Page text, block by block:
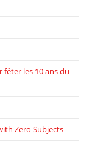
les 10 ans du
Zero Subjects